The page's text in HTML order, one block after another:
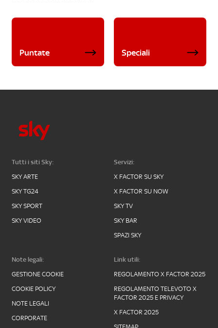
Puntate Speciali
Tutti i siti Sky:
SKY ARTE
SKY TG24
SKY SPORT
SKY VIDEO
Servizi:
X FACTOR SU SKY
X FACTOR SU NOW
SKY TV
SKY BAR
SPAZI SKY
Note legali:
GESTIONE COOKIE
COOKIE POLICY
NOTE LEGALI
CORPORATE
Link utili:
REGOLAMENTO X FACTOR 2025
REGOLAMENTO TELEVOTO X
FACTOR 2025 E PRIVACY
X FACTOR 2025